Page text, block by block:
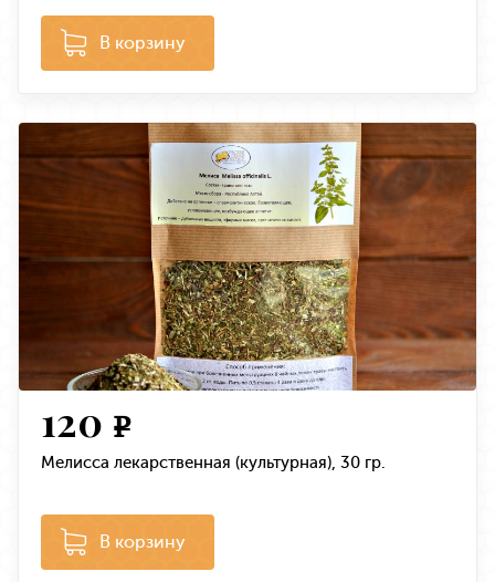
В корзину
120 e
Мелисса лекарственная (культурная), 30 гр.
В корзину